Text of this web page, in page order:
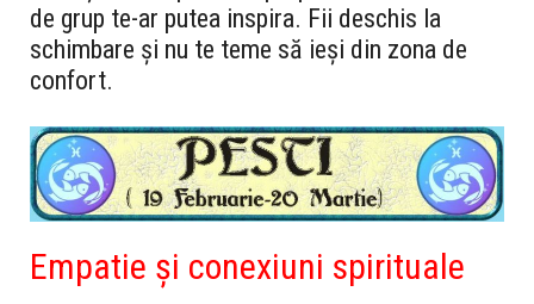
de grup te-ar putea inspira. Fii deschis la
schimbare și nu te teme să ieși din zona de
confort.
Empatie și conexiuni spirituale